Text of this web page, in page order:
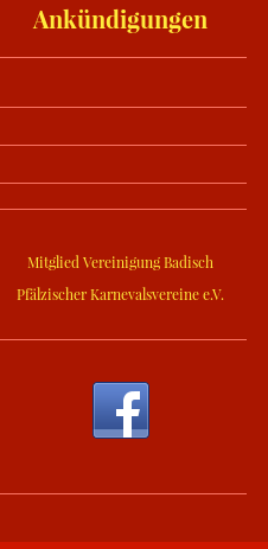
Ankündigungen
Mitglied Vereinigung Badisch
Pfälzischer Karnevalsvereine e.V.